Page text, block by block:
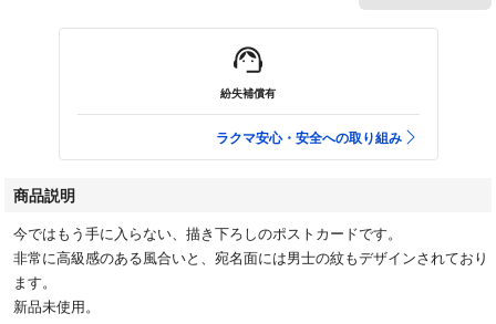
紛失補償有
ラクマ安心・安全への取り組み
商品説明
今ではもう手に入らない、描き下ろしのポストカードです。
非常に高級感のある風合いと、宛名面には男士の紋もデザインされており
ます。
新品未使用。